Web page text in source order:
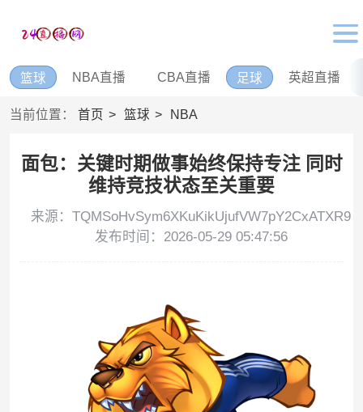
篮球 NBA直播 CBA直播 足球 英超直播
当前位置： 首页 篮球 NBA
面包：关键时期做事始终保持专注 同时
维持竞技状态至关重要
来源：TQMSoHvSym6XKuKikUjufVW7pY2CxATXR9
发布时间：2026-05-29 05:47:56